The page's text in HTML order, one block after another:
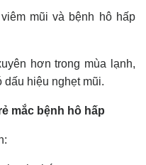
mũi và bệnh hô hấp
hơn trong mùa lạnh,
dấu hiệu nghẹt mũi.
mắc bệnh hô hấp